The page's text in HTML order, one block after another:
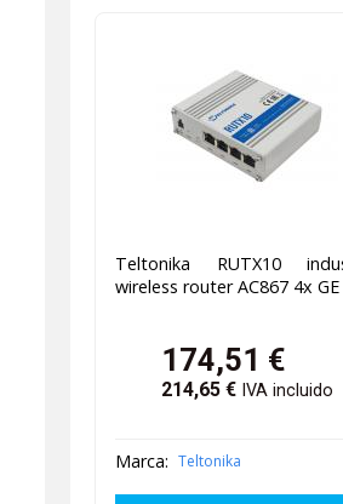
Teltonika RUTX10
wireless router AC867 4x GE
174,51 €
214,65 € IVA incluido
Marca: Teltonika